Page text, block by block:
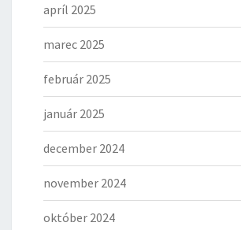
apríl 2025
marec 2025
február 2025
január 2025
december 2024
november 2024
október 2024